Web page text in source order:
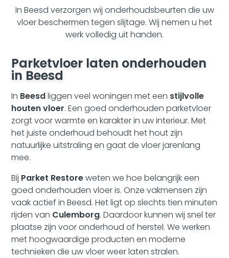
In Beesd verzorgen wij onderhoudsbeurten die uw
vloer beschermen tegen slijtage. Wij nemen u het
werk volledig uit handen.
Parketvloer laten onderhouden
in Beesd
In Beesdliggen veel woningen met een stijlvolle
houten vloer. Een goed onderhouden parketvloer
zorgt voor warmte en karakter in uw interieur. Met
het juiste onderhoud behoudt het hout zijn
natuurlijke uitstraling en gaat de vloer jarenlang
mee.
Bij Parket Restoreweten we hoe belangrijk een
goed onderhouden vloer is. Onze vakmensen zijn
vaak actief in Beesd. Het ligt op slechts tien minuten
rijden van Culemborg. Daardoor kunnen wij snel ter
plaatse zijn voor onderhoud of herstel. We werken
met hoogwaardige producten en moderne
technieken die uw vloer weer laten stralen.